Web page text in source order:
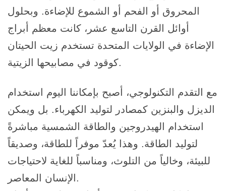
المحروق أو الفحم أو الشموع للإضاءة. وبحلول
أوائل القرن التاسع عشر، كانت معظم أبراج
الإضاءة في الولايات المتحدة تستخدم زيت الحيتان
كوقود في مصابيحها الزيتية.
مع التقدم التكنولوجي، أصبح بإمكاننا اليوم استخدام
الديزل والبنزين كمصادر لتوليد الكهرباء. بل ويمكن
استخدام الهيدروجين والطاقة الشمسية مباشرةً
لتوليد الطاقة. وهذا يُعدّ موفراً للطاقة، وصديقاً
للبيئة، وخالياً من التلوث، ومناسباً للغاية لاحتياجات
الإنسان المعاصر.